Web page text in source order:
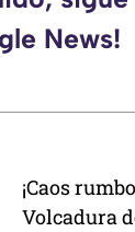
News!
¡Caos
Volcadura